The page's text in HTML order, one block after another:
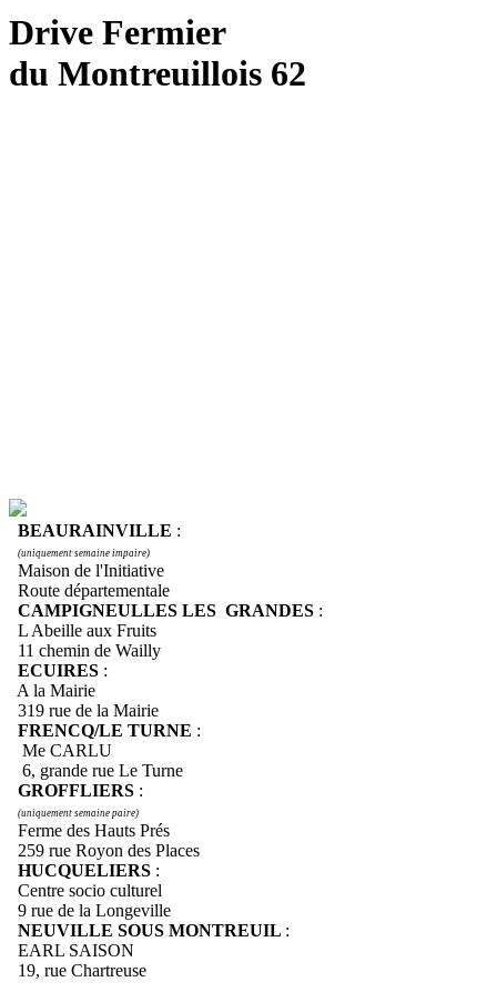
Drive Fermier
du Montreuillois 62
BEAURAINVILLE :
(uniquement semaine impaire)
Maison de l'Initiative
Route départementale
CAMPIGNEULLES LES GRANDES :
L Abeille aux Fruits
11 chemin de Wailly
ECUIRES :
A la Mairie
319 rue de la Mairie
FRENCQ/LE TURNE :
Me CARLU
6, grande rue Le Turne
GROFFLIERS :
(uniquement semaine paire)
Ferme des Hauts Prés
259 rue Royon des Places
HUCQUELIERS :
Centre socio culturel
9 rue de la Longeville
NEUVILLE SOUS MONTREUIL :
EARL SAISON
19, rue Chartreuse